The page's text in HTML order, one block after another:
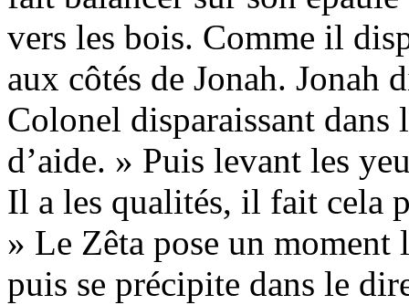
vers les bois. Comme il
aux côtés de Jonah. Jonah
Colonel disparaissant
d’aide. » Puis levant les
Il a les qualités, il fait cela
» Le Zêta pose un moment
puis se précipite dans le